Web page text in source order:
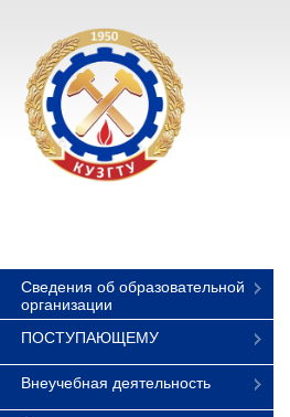
Сведения об образовательной
организации
ПОСТУПАЮЩЕМУ
Внеучебная деятельность